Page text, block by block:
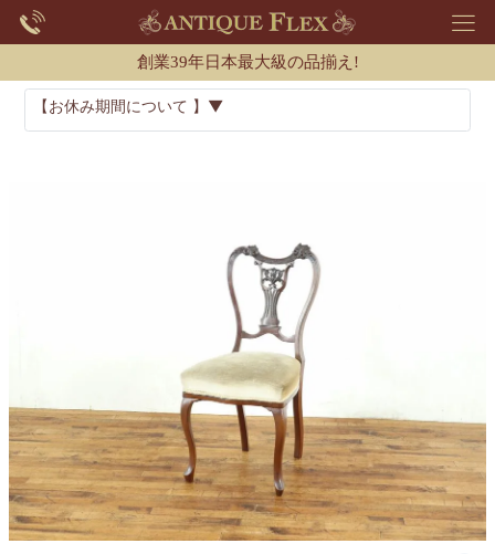
創業39年日本最大級の品揃え!
【お休み期間について 】▼